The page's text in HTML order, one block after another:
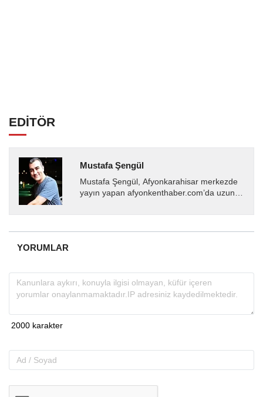
EDİTÖR
Mustafa Şengül
Mustafa Şengül, Afyonkarahisar merkezde
yayın yapan afyonkenthaber.com’da uzun
almakta, haber akışı...
YORUMLAR